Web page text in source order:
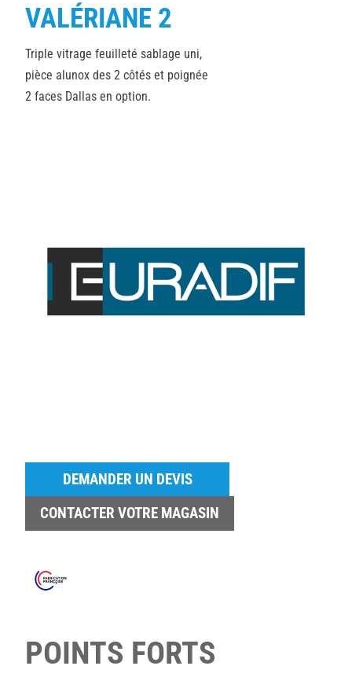
VALÉRIANE 2
Triple vitrage feuilleté sablage uni,
pièce alunox des 2 côtés et poignée
2 faces Dallas en option.
DEMANDER UN DEVIS
CONTACTER VOTRE MAGASIN
POINTS FORTS